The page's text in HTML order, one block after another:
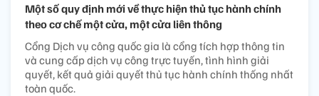
Một số quy định mới về thực hiện thủ tục hành chính
theo cơ chế một cửa, một cửa liên thông
Cổng Dịch vụ công quốc gia là cổng tích hợp thông tin
và cung cấp dịch vụ công trực tuyến, tình hình giải
quyết, kết quả giải quyết thủ tục hành chính thống nhất
toàn quốc.